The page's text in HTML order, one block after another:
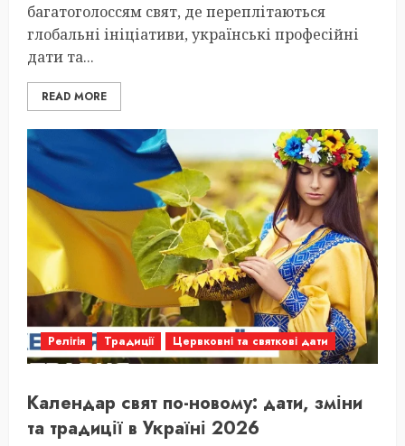
багатоголоссям свят, де переплітаються
глобальні ініціативи, українські професійні
дати та...
READ MORE
Релігія Традиції Цервковні та святкові дати
Календар свят по-новому: дати, зміни
та традиції в Україні 2026